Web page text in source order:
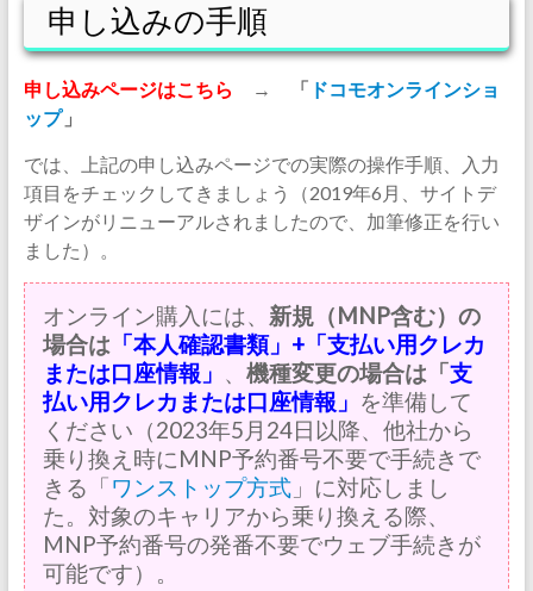
申し込みの手順
申し込みページはこちら → 「 ドコモオンラインショ
ップ」
では、上記の申し込みページでの実際の操作手順、入力
項目をチェックしてきましょう（2019年6月、サイトデ
ザインがリニューアルされましたので、加筆修正を行い
ました）。
オンライン購入には、 新規（MNP含む）の
場合は 「本人確認書類」+「支払い用クレカ
または口座情報」 、 機種変更の場合は「支
払い用クレカまたは口座情報」 を準備して
ください（2023年5月24日以降、他社から
乗り換え時にMNP予約番号不要で手続きで
きる「ワンストップ方式」に対応しまし
た。対象のキャリアから乗り換える際、
MNP予約番号の発番不要でウェブ手続きが
可能です）。